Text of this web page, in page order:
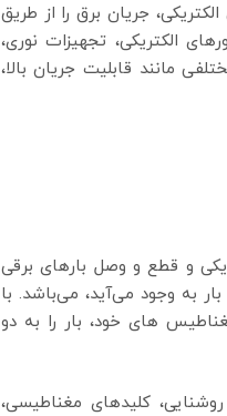
جریان برق را از طریق
الکتریکی، تجهیزات نوری،
مانند قابلیت جریان بالا،
و قطع و وصل بارهای برقی
به وجود می‌آید، می‌باشد. با
های خود، بار را به دو
کلیدهای مغناطیسی،